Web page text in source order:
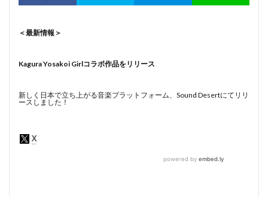
＜最新情報＞
Kagura Yosakoi Girlコラボ作品をリリース
新しく日本で立ち上がる音楽プラットフォーム、Sound Desertにてリリ
ースしました！